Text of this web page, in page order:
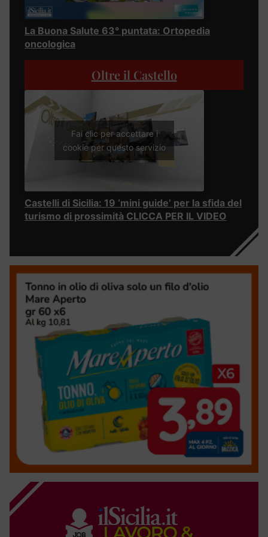
La Buona Salute 63° puntata: Ortopedia
oncologica
Oltre il Castello
Fai clic per accettare i
cookie per questo servizio
Castelli di Sicilia: 19 ‘mini guide’ per la sfida del
turismo di prossimità CLICCA PER IL VIDEO